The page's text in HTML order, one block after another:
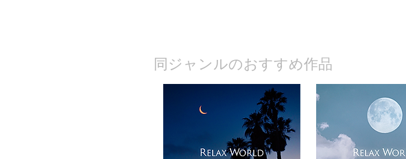
​同ジャンルのおすすめ作品